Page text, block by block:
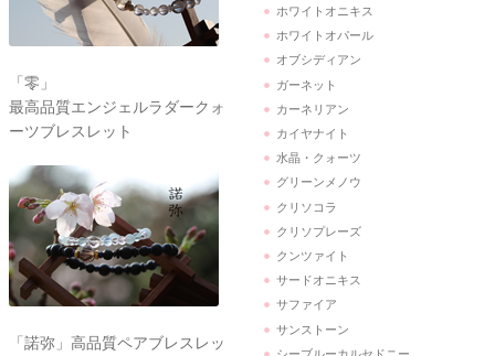
「零」
最高品質エンジェルラダークォ
ーツブレスレット
「諾弥」高品質ペアブレスレッ
ホワイトオニキス
ホワイトオパール
オブシディアン
ガーネット
カーネリアン
カイヤナイト
水晶・クォーツ
グリーンメノウ
クリソコラ
クリソプレーズ
クンツァイト
サードオニキス
サファイア
サンストーン